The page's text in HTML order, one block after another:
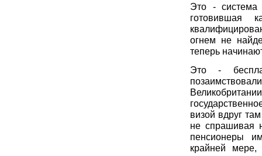
Это - система
готовившая
огнем не
теперь
Это -
визой вдруг
не спрашивая
пенсионеры
крайней